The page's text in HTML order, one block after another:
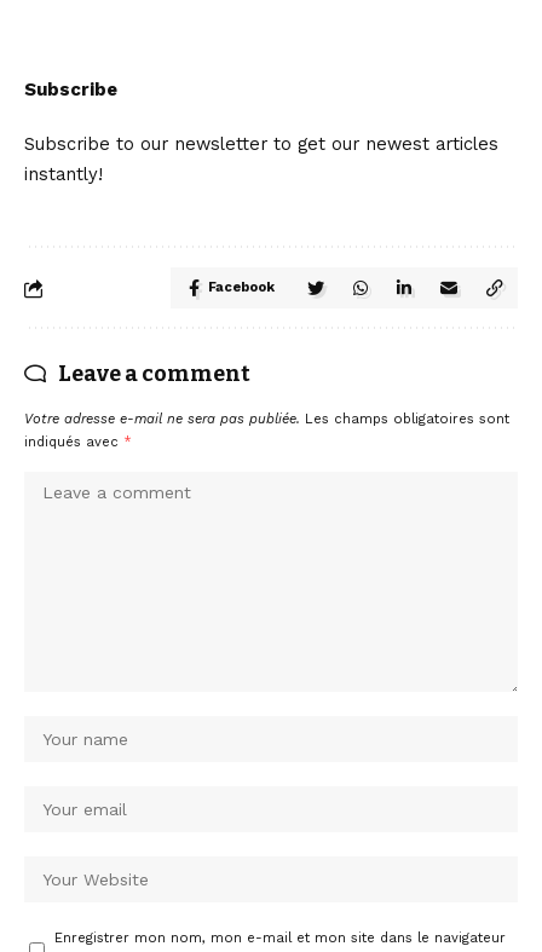
Subscribe
Subscribe to our newsletter to get our newest articles
instantly!
Facebook
Leave a comment
Votre adresse e-mail ne sera pas publiée. Les champs obligatoires sont
indiqués avec *
Enregistrer mon nom, mon e-mail et mon site dans le navigateur